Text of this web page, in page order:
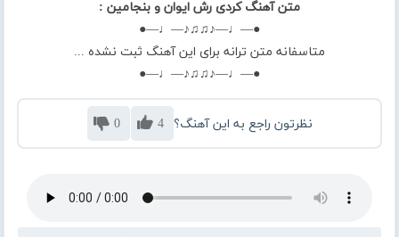
متن آهنگ کردی رش ایوان و بنجامین :
●—♩—♪♫♫♪—♩—●
متاسفانه متن ترانه برای این آهنگ ثبت نشده ...
●—♩—♪♫♫♪—♩—●
نظرتون راجع به این آهنگ؟ 4
0